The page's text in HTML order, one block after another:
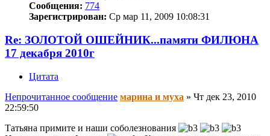
Сообщения: 774
Зарегистрирован: Ср мар 11, 2009 10:08:31
Re: ЗОЛОТОЙ ОШЕЙНИК...памяти ФИЛЮНА
17 декабря 2010г
Цитата
Непрочитанное сообщение марина и муха » Чт дек 23, 2010
22:59:50
Татьяна примите и наши соболезнования